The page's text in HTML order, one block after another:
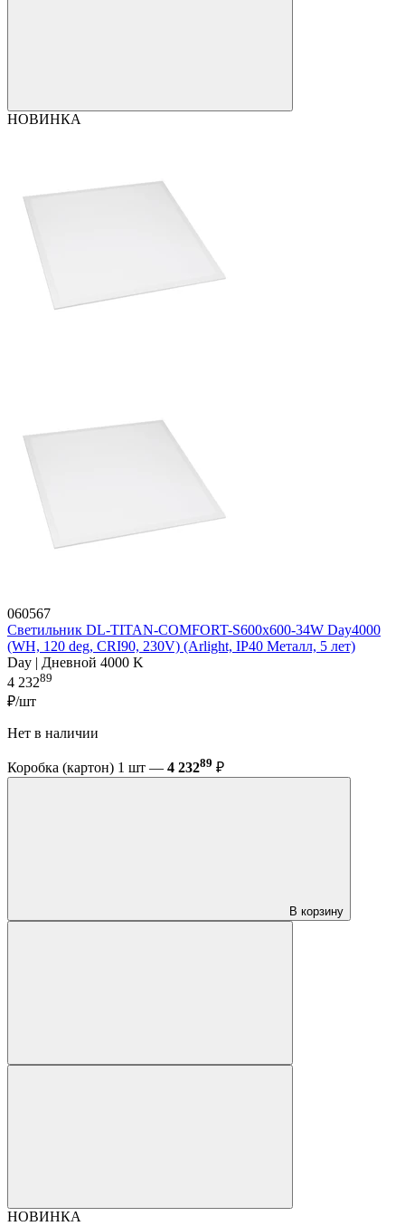
НОВИНКА
060567
Светильник DL-TITAN-COMFORT-S600x600-34W Day4000
(WH, 120 deg, CRI90, 230V) (Arlight, IP40 Металл, 5 лет)
Day | Дневной 4000 K
4 23289
₽/шт
Нет в наличии
Коробка (картон) 1 шт — 4 23289 ₽
В корзину
НОВИНКА